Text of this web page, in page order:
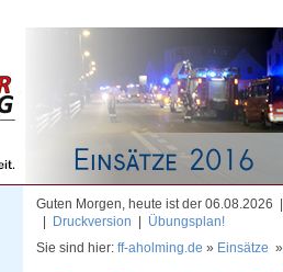
Guten Morgen, heute ist der
Druckversion
Übungsplan!
Sie sind hier: ff-aholming.de » Einsätze